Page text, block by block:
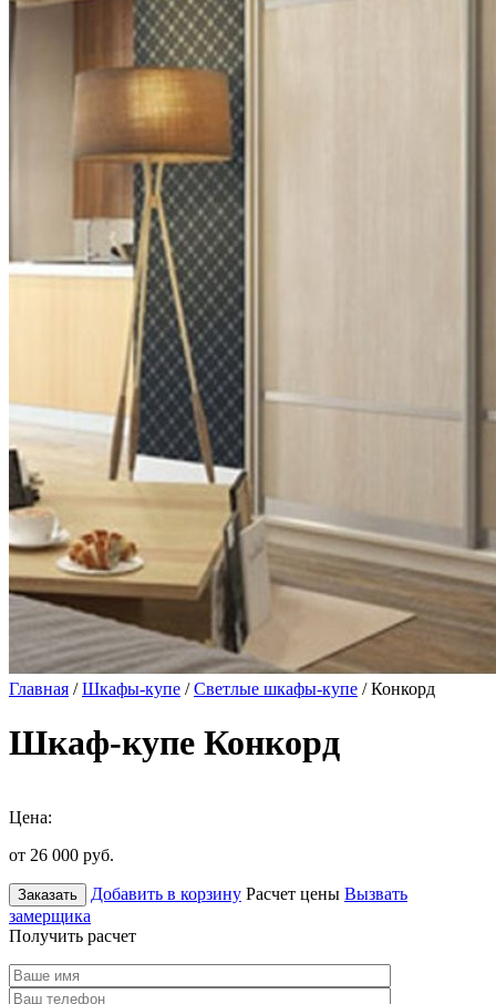
Главная /Шкафы-купе /Светлые шкафы-купе / Конкорд
Шкаф-купе Конкорд
Цена:
от 26 000 руб.
Заказать Добавить в корзину Расчет цены Вызвать
замерщика
Получить расчет